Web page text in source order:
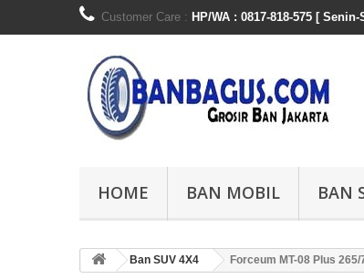
Customer Care : HP/WA : 0817-818-575 [
HOME BAN MOBIL BAN
Ban SUV 4X4 Forceum MT-08 Plus 265/